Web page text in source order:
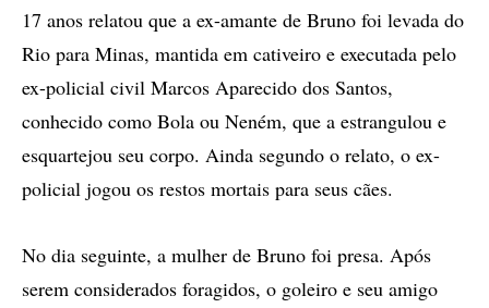
17 anos relatou que a ex-amante de Bruno foi levada do
Rio para Minas, mantida em cativeiro e executada pelo
ex-policial civil Marcos Aparecido dos Santos,
conhecido como Bola ou Neném, que a estrangulou e
esquartejou seu corpo. Ainda segundo o relato, o ex-
policial jogou os restos mortais para seus cães.
No dia seguinte, a mulher de Bruno foi presa. Após
serem considerados foragidos, o goleiro e seu amigo